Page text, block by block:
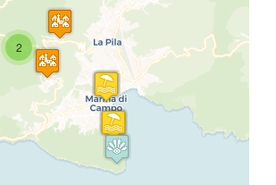
Travelers' Map is loading...
If you see this after your page is
loaded completely, leafletJS files
are missing.
2